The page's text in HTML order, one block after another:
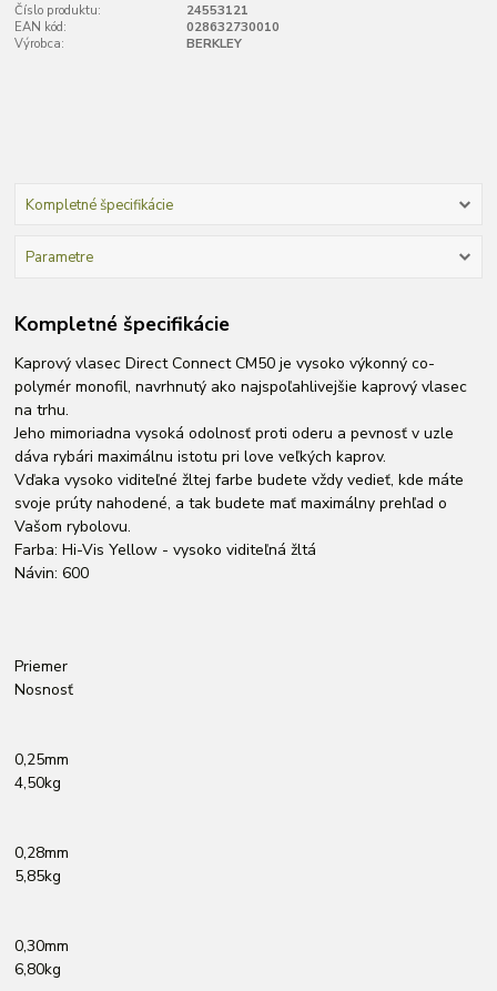
Číslo produktu:
24553121
EAN kód:
028632730010
Výrobca:
BERKLEY
Kompletné špecifikácie
Parametre
Kompletné špecifikácie
Kaprový vlasec Direct Connect CM50 je vysoko výkonný co-
polymér monofil, navrhnutý ako najspoľahlivejšie kaprový vlasec
na trhu.
Jeho mimoriadna vysoká odolnosť proti oderu a pevnosť v uzle
dáva rybári maximálnu istotu pri love veľkých kaprov.
Vďaka vysoko viditeľné žltej farbe budete vždy vedieť, kde máte
svoje prúty nahodené, a tak budete mať maximálny prehľad o
Vašom rybolovu.
Farba: Hi-Vis Yellow - vysoko viditeľná žltá
Návin: 600
Priemer
Nosnosť
0,25mm
4,50kg
0,28mm
5,85kg
0,30mm
6,80kg